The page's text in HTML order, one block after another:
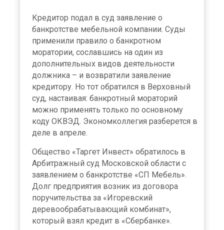
Кредитор подал в суд заявление о
банкротстве мебельной компании. Суды
применили правило о банкротном
моратории, сославшись на один из
дополнительных видов деятельности
должника – и возвратили заявление
кредитору. Но тот обратился в Верховный
суд, настаивая: банкротный мораторий
можно применять только по основному
коду ОКВЭД. Экономколлегия разберется в
деле в апреле.
Общество «Таргет Инвест» обратилось в
Арбитражный суд Московской области с
заявлением о банкротстве «СП Мебель».
Долг предприятия возник из договора
поручительства за «Игоревский
деревообрабатывающий комбинат»,
который взял кредит в «Сбербанке».